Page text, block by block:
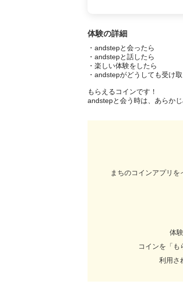
体験の詳細
・andstepと会ったら
・andstepと話したら
・楽しい体験をしたら
・andstepがどうしても受け
もらえるコインです！
andstepと会う時は、あらか
まちのコインアプリを
体
コインを「も
利用さ